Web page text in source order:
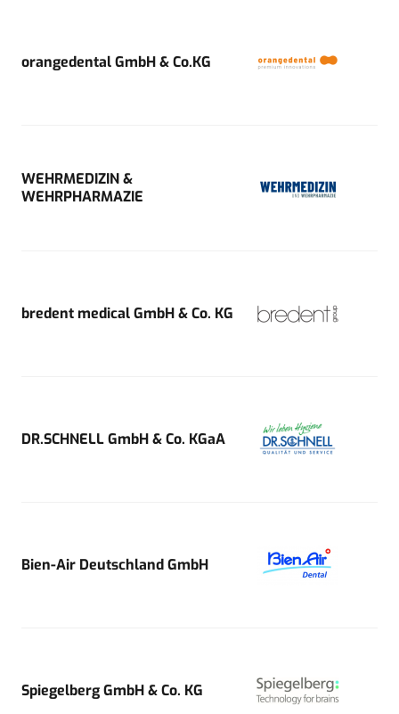
orangedental GmbH & Co.KG
WEHRMEDIZIN &
WEHRPHARMAZIE
bredent medical GmbH & Co. KG
DR.SCHNELL GmbH & Co. KGaA
Bien-Air Deutschland GmbH
Spiegelberg GmbH & Co. KG